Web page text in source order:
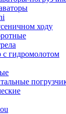
ходу
с гидромолотом